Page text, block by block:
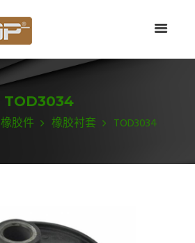
TOD3034
橡胶件 橡胶衬套 TOD3034